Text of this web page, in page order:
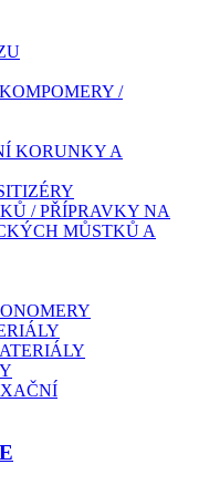
/
KORUNKY A
/ PŘÍPRAVKY NA
MŮSTKŮ A